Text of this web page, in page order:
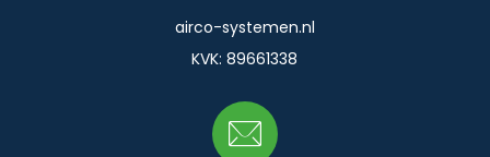
airco-systemen.nl
KVK: 89661338